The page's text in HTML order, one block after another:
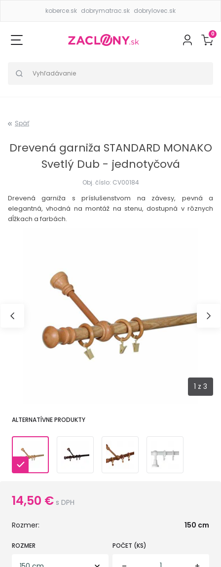
koberce.sk dobrymatrac.sk dobrylovec.sk
0
Späť
Drevená garniža STANDARD MONAKO
Svetlý Dub - jednotyčová
Obj. číslo: CV00184
Drevená garniža s príslušenstvom na závesy, pevná a
elegantná, vhodná na montáž na stenu, dostupná v rôznych
dĺžkach a farbách.
1 z 3
ALTERNATÍVNE PRODUKTY
14,50 € s DPH
Rozmer: 150 cm
ROZMER POČET (KS)